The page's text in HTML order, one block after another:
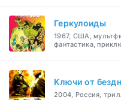
Геркулоиды
1967, США,
фантастика,
Ключи от
2004, Россия,